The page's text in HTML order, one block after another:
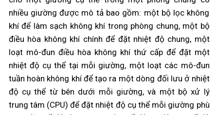
nhiều giường được mô tả bao gồm: một bộ lọc không
khí để làm sạch không khí trong phòng chung, một bộ
điều hòa không khí chính để đặt nhiệt độ chung, một
loạt mô-đun điều hòa không khí thứ cấp để đặt một
nhiệt độ cụ thể tại mỗi giường, một loạt các mô-đun
tuần hoàn không khí để tạo ra một dòng đối lưu ở nhiệt
độ cụ thể từ bên dưới mỗi giường, và một bộ xử lý
trung tâm (CPU) để đặt nhiệt độ cụ thể mỗi giường phù